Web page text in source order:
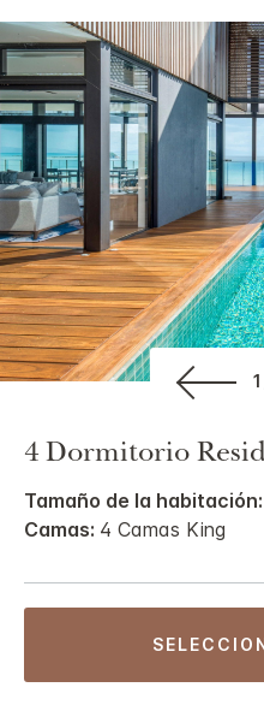
4 Dormitorio
Tamaño de la habitación:
Camas: 4 Camas King